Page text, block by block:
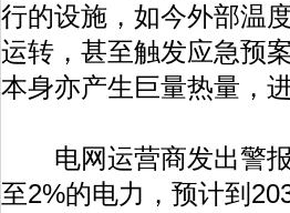
行的设施，如今外部温
运转，甚至触发应急预
本身亦产生巨量热量，
电网运营商发出警报
至2%的电力，预计到